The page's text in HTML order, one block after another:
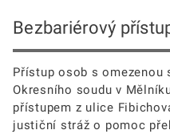
Bezbariérový
Přístup osob s omezenou
Okresního soudu v
přístupem z ulice
justiční stráž o pomoc